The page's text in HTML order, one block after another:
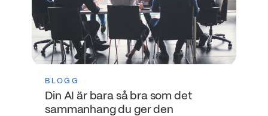
BLOGG
Din AI är bara så bra som det
sammanhang du ger den